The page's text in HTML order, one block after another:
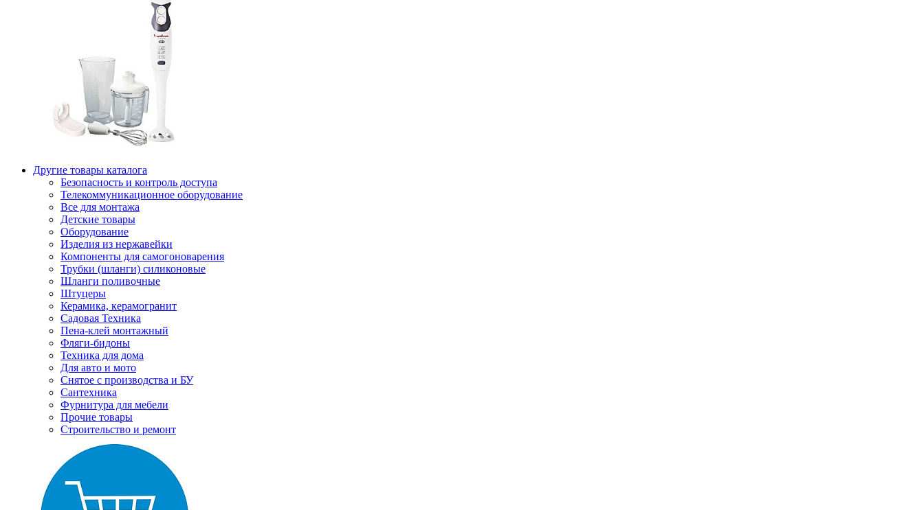
Другие товары каталога
Безопасность и контроль доступа
Телекоммуникационное оборудование
Все для монтажа
Детские товары
Оборудование
Изделия из нержавейки
Компоненты для самогоноварения
Трубки (шланги) силиконовые
Шланги поливочные
Штуцеры
Керамика, керамогранит
Садовая Техника
Пена-клей монтажный
Фляги-бидоны
Техника для дома
Для авто и мото
Снятое с производства и БУ
Сантехника
Фурнитура для мебели
Прочие товары
Строительство и ремонт